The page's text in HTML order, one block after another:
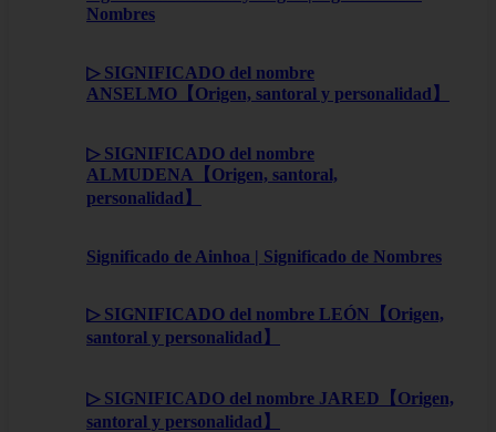
Nombres
▷ SIGNIFICADO del nombre
ANSELMO【Origen, santoral y personalidad】
▷ SIGNIFICADO del nombre
ALMUDENA【Origen, santoral,
personalidad】
Significado de Ainhoa | Significado de Nombres
▷ SIGNIFICADO del nombre LEÓN【Origen,
santoral y personalidad】
▷ SIGNIFICADO del nombre JARED【Origen,
santoral y personalidad】